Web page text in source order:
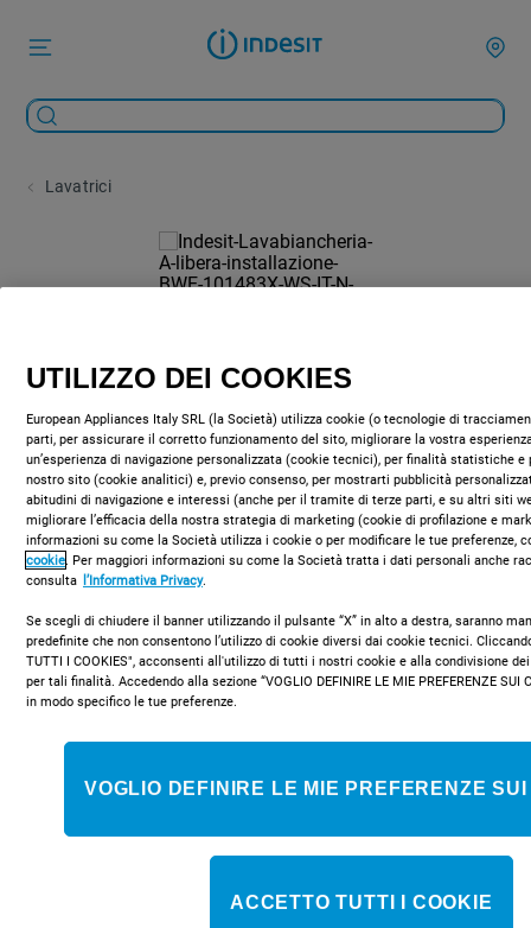
Lavatrici
BWE 101483X WS IT N
Caratteristiche di questa lavatrice a carica frontale a libera
Centrifuga a 1400 giri al minuto, rapida ed efficiente. Colore
UTILIZZO DEI COOKIES
European Appliances Italy SRL (la Società) utilizza cookie (o tecnologie di
parti, per assicurare il corretto funzionamento del sito, migliorare la vostra
un’esperienza di navigazione personalizzata (cookie tecnici), per finalità statistiche e
nostro sito (cookie analitici) e, previo consenso, per mostrarti pubblicità
abitudini di navigazione e interessi (anche per il tramite di terze parti, e su altri siti
migliorare l’efficacia della nostra strategia di marketing (cookie di profilazione e
informazioni su come la Società utilizza i cookie o per modificare le tue preferenze,
cookie. Per maggiori informazioni su come la Società tratta i dati personali anche
consulta l’Informativa Privacy.
Se scegli di chiudere il banner utilizzando il pulsante “X” in alto a destra, saranno
predefinite che non consentono l’utilizzo di cookie diversi dai cookie tecnici.
TUTTI I COOKIES", acconsenti all'utilizzo di tutti i nostri cookie e alla condivisione
per tali finalità. Accedendo alla sezione “VOGLIO DEFINIRE LE MIE PREFERENZE SUI
in modo specifico le tue preferenze.
VOGLIO DEFINIRE LE MIE PREFERENZE
ACCETTO TUTTI I COOKIE